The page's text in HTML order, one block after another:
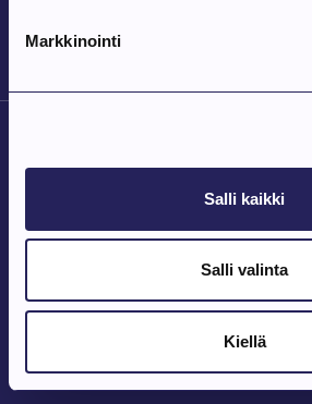
Markkinointi
Salli kaikki
Salli valinta
Kiellä
39700 Parkano
Arkipäivisin klo 9 – 15